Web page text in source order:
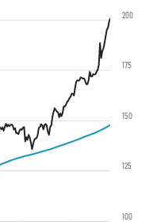
100
125
150
175
200